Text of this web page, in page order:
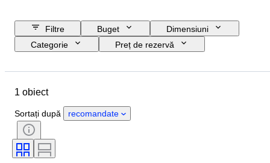
Filtre Buget
Dimensiuni
Categorie
Preț de rezervă
Record Label
1 obiect
Sortați după recomandate